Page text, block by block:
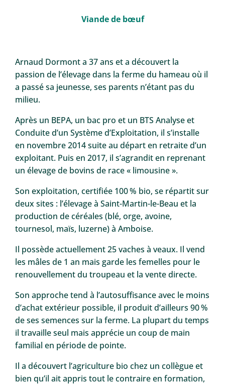
Viande de bœuf
Arnaud Dormont a 37 ans et a découvert la
passion de l’élevage dans la ferme du hameau où il
a passé sa jeunesse, ses parents n’étant pas du
milieu.
Après un BEPA, un bac pro et un BTS Analyse et
Conduite d’un Système d’Exploitation, il s’installe
en novembre 2014 suite au départ en retraite d’un
exploitant. Puis en 2017, il s’agrandit en reprenant
un élevage de bovins de race « limousine ».
Son exploitation, certifiée 100 % bio, se répartit sur
deux sites : l’élevage à Saint-Martin-le-Beau et la
production de céréales (blé, orge, avoine,
tournesol, maïs, luzerne) à Amboise.
Il possède actuellement 25 vaches à veaux. Il vend
les mâles de 1 an mais garde les femelles pour le
renouvellement du troupeau et la vente directe.
Son approche tend à l’autosuffisance avec le moins
d’achat extérieur possible, il produit d’ailleurs 90 %
de ses semences sur la ferme. La plupart du temps
il travaille seul mais apprécie un coup de main
familial en période de pointe.
Il a découvert l’agriculture bio chez un collègue et
bien qu’il ait appris tout le contraire en formation,